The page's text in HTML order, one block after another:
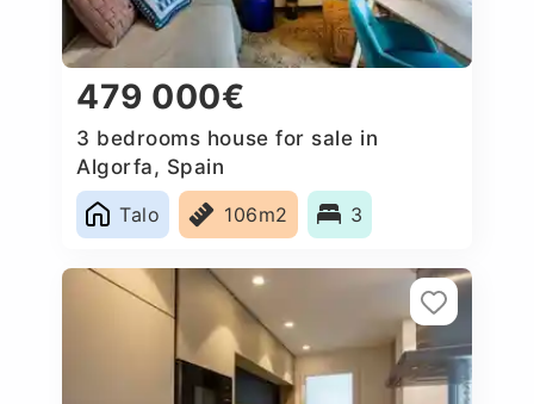
479 000€
3 bedrooms house for sale in
Algorfa, Spain
Talo
106m2 3